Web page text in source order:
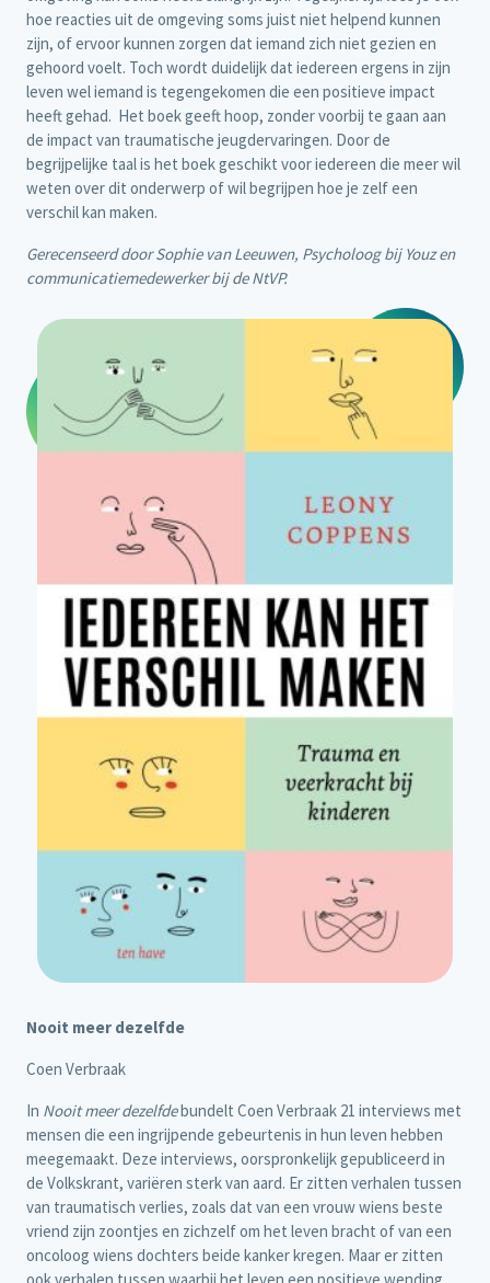
hoe reacties uit de omgeving soms juist niet helpend kunnen
zijn, of ervoor kunnen zorgen dat iemand zich niet gezien en
gehoord voelt. Toch wordt duidelijk dat iedereen ergens in zijn
leven wel iemand is tegengekomen die een positieve impact
heeft gehad. Het boek geeft hoop, zonder voorbij te gaan aan
de impact van traumatische jeugdervaringen. Door de
begrijpelijke taal is het boek geschikt voor iedereen die meer wil
weten over dit onderwerp of wil begrijpen hoe je zelf een
verschil kan maken.
Gerecenseerd door Sophie van Leeuwen, Psycholoog bij Youz en
communicatiemedewerker bij de NtVP.
Nooit meer dezelfde
Coen Verbraak
In Nooit meer dezelfdebundelt Coen Verbraak 21 interviews met
mensen die een ingrijpende gebeurtenis in hun leven hebben
meegemaakt. Deze interviews, oorspronkelijk gepubliceerd in
de Volkskrant, variëren sterk van aard. Er zitten verhalen tussen
van traumatisch verlies, zoals dat van een vrouw wiens beste
vriend zijn zoontjes en zichzelf om het leven bracht of van een
oncoloog wiens dochters beide kanker kregen. Maar er zitten